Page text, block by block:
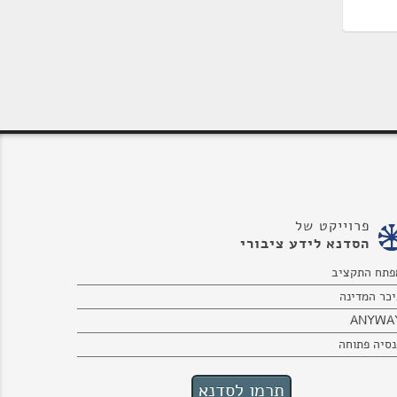
פרוייקט של
הסדנא לידע ציבורי
התקציב
המדינה
פתוחה